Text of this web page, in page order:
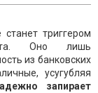
триггером
Оно лишь
из банковских
усугубляя
запирает